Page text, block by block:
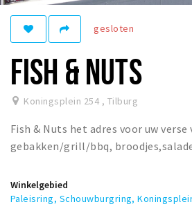
Winkelgebieden
Parkeren
Bezienswaardigheden
Musea, theaters & podia
Uitjes & activiteiten
Natuurgebieden
gesloten
FISH & NUTS
Koningsplein 254 , Tilburg
Fish & Nuts het adres voor uw verse
gebakken/grill/bbq,
Winkelgebied
Paleisring, Schouwburgring,